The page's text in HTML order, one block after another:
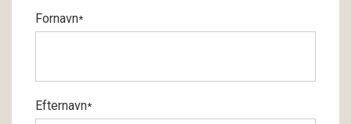
Fornavn*
Efternavn*